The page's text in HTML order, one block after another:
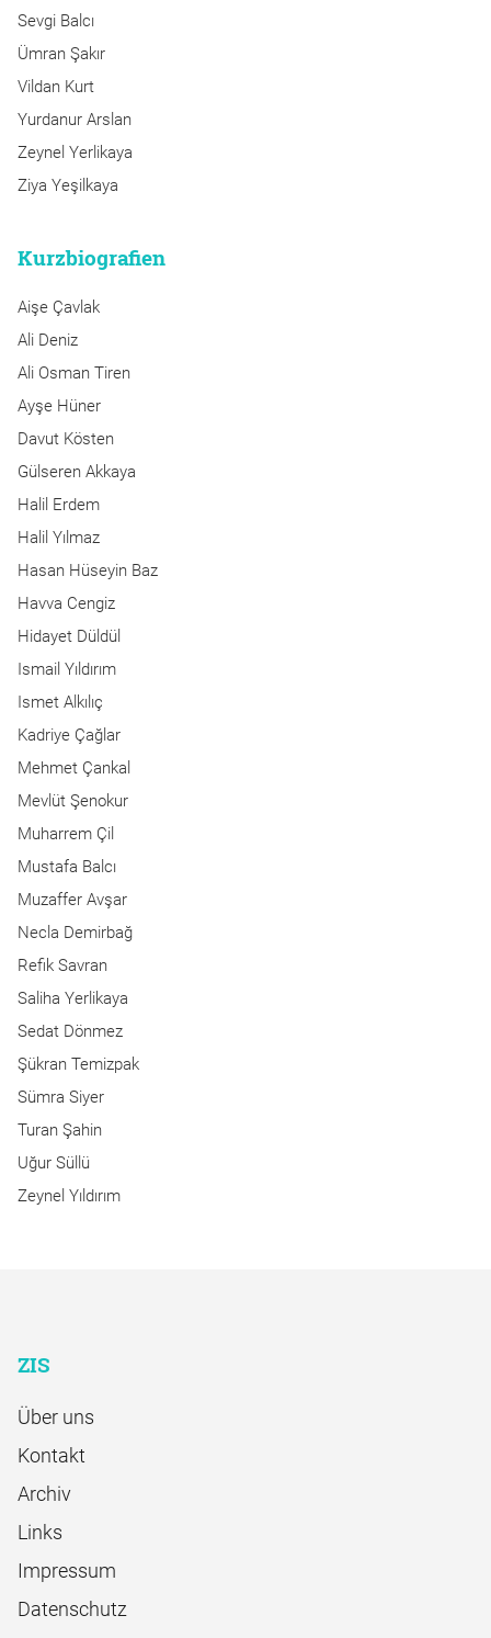
Sevgi Balcı
Ümran Şakır
Vildan Kurt
Yurdanur Arslan
Zeynel Yerlikaya
Ziya Yeşilkaya
Kurzbiografien
Aişe Çavlak
Ali Deniz
Ali Osman Tiren
Ayşe Hüner
Davut Kösten
Gülseren Akkaya
Halil Erdem
Halil Yılmaz
Hasan Hüseyin Baz
Havva Cengiz
Hidayet Düldül
Ismail Yıldırım
Ismet Alkılıç
Kadriye Çağlar
Mehmet Çankal
Mevlüt Şenokur
Muharrem Çil
Mustafa Balcı
Muzaffer Avşar
Necla Demirbağ
Refik Savran
Saliha Yerlikaya
Sedat Dönmez
Şükran Temizpak
Sümra Siyer
Turan Şahin
Uğur Süllü
Zeynel Yıldırım
ZIS
Über uns
Kontakt
Archiv
Links
Impressum
Datenschutz